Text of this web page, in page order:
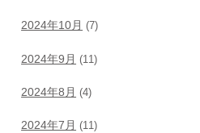
2024年10月 (7)
2024年9月 (11)
2024年8月 (4)
2024年7月 (11)